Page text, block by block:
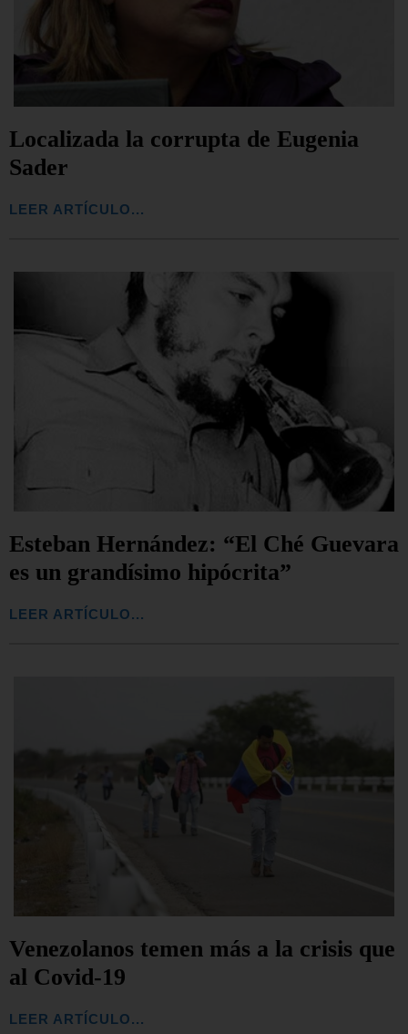
Localizada la corrupta de Eugenia
Sader
LEER ARTÍCULO...
Esteban Hernández: “El Ché Guevara
es un grandísimo hipócrita”
LEER ARTÍCULO...
Venezolanos temen más a la crisis que
al Covid-19
LEER ARTÍCULO...